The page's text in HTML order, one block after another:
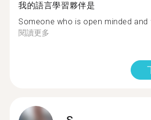
我的語言學習夥伴是
Someone who is open minded and
閱讀更多